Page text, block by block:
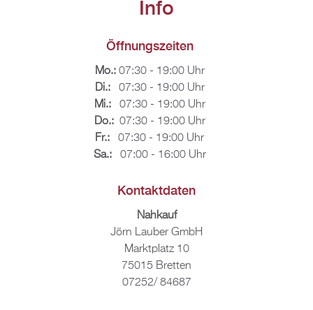
Info
Öff­nungs­zei­ten
Mo.: 07:30 - 19:00 Uhr
Di.:07:30 - 19:00 Uhr
Mi.: 07:30 - 19:00 Uhr
Do.: 07:30 - 19:00 Uhr
Fr.: 07:30 - 19:00 Uhr
Sa.: 07:00 - 16:00 Uhr
Kon­takt­da­ten
Nah­kauf
Jörn Lau­ber GmbH
Markt­platz 10
75015 Brett­en
07252/ 84687